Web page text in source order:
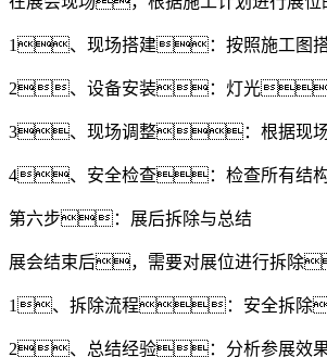
1、现场搭建：按照施工图
2、设备安装：灯光、
3、现场调整：根据现场
4、安全检查：检查所有结构
第六步：展后拆除与总结
展会结束后，需要对展位进行拆
1、拆除流程：安全拆除
2、总结经验：分析参展效